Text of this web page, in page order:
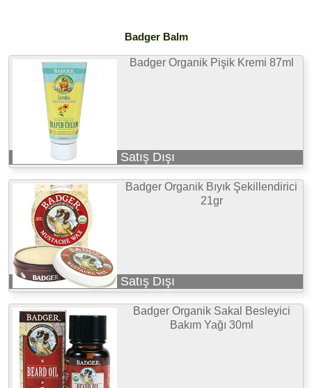
Badger Balm
Badger Organik Pişik Kremi 87ml
Satış Dışı
Badger Organik Bıyık Şekillendirici
21gr
Satış Dışı
Badger Organik Sakal Besleyici
Bakım Yağı 30ml